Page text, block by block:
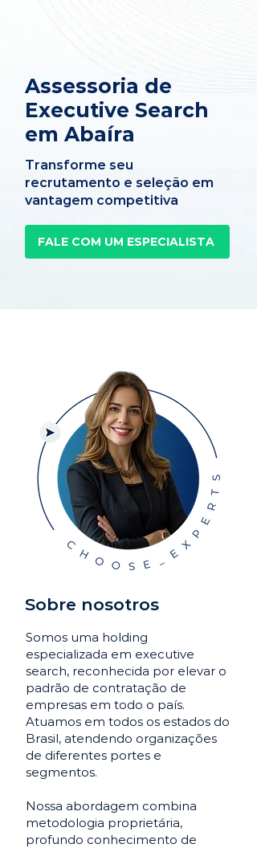
Assessoria de
Executive Search
em Abaíra
Transforme seu
recrutamento e seleção em
vantagem competitiva
FALE COM UM ESPECIALISTA
Sobre nosotros
Somos uma holding
especializada em executive
search, reconhecida por elevar o
padrão de contratação de
empresas em todo o país.
Atuamos em todos os estados do
Brasil, atendendo organizações
de diferentes portes e
segmentos.
Nossa abordagem combina
metodologia proprietária,
profundo conhecimento de